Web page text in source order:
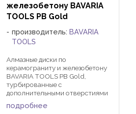
железобетону BAVARIA
TOOLS PB Gold
производитель:BAVARIA
TOOLS
Алмазные диски по
керамограниту и железобетону
BAVARIA TOOLS PB Gold,
турбированные с
дополнительными отверстиями
для охлаждения. Преднозначены
для резки керамогранита,
подробнее